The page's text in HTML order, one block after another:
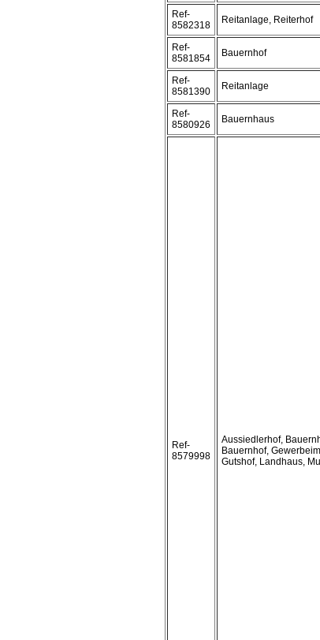
Ref-
8582318
Reitanlage, Reiterhof
Ref-
8581854
Bauernhof
Ref-
8581390
Reitanlage
Ref-
8580926
Bauernhaus
Ref-
8579998
Aussiedlerhof,
Bauernhof,
Gutshof, Landhaus,